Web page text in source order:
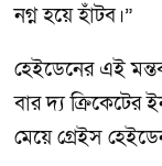
নগ্ন হয়ে হাঁটব।”
হেইডেনের এই
বার দ্য ক্রিকেটের
মেয়ে গ্রেইস